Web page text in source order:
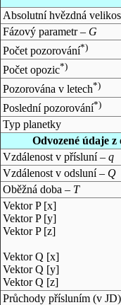
Absolutní hvězdná
Fázový parametr – G
Počet pozorování*)
Počet opozic*)
Pozorována v letech*)
Poslední pozorování*)
Typ planetky
Odvozené údaje
Vzdálenost v přísluní – q
Vzdálenost v odsluní – Q
Oběžná doba – T
Vektor P [x]
Vektor P [y]
Vektor P [z]
Vektor Q [x]
Vektor Q [y]
Vektor Q [z]
Průchody přísluním (v JD)